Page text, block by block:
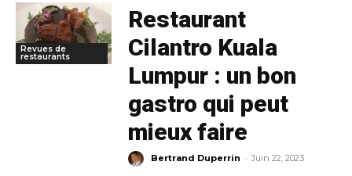
Revues de
restaurants
Restaurant
Cilantro Kuala
Lumpur : un bon
gastro qui peut
mieux faire
Bertrand Duperrin - Juin 22, 2023